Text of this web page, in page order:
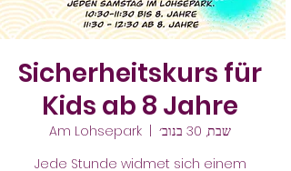
Sicherheitskurs für
Kids ab 8 Jahre
שבת, 30 בנוב׳
Am Lohsepark
Jede Stunde widmet sich einem